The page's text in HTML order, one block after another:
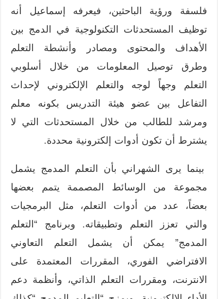
فلسفة ورؤية الباحثين، فيعرفه إسماعيل أنه
توظيف المستحدثات التكنولوجية في الدمج بين
الأهداف والمحتوى ومصادر وأنشطة التعلم
وطرق توصيل المعلومات من خلال أسلوبي
التعلم وجهاً لوجه والتعلم الإلكتروني لإحداث
التفاعل بين عضو هيئة التدريس بكونه معلم
ومرشد للطالب من خلال المستحدثات التي لا
يشترط أن تكون أدوات إلكترونية محددة.
بينما يرى الشهراني بأن التعلم المدمج يشمل
مجموعة من الوسائط المصممة يتمم بعضها
بعضاً، عدد من أدوات التعلم، مثل البرمجيات
والتي تعزز التعلم وتطبيقاته. وبرنامج “التعلم
المدمج” يمكن أن يشمل التعلم التعاوني
الافتراضي الفوري، المقررات المعتمدة على
الانترنت، ومقررات التعلم الذاتي، وأنظمة دعم